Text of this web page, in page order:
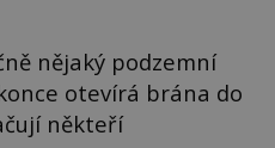
nějaký podzemní
otevírá brána do
někteří